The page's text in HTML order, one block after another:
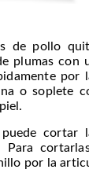
de pollo
plumas con
por
o soplete
cortar
Para
por la